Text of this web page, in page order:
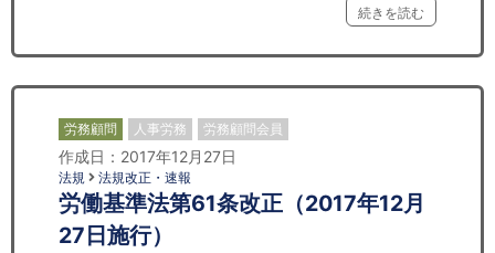
続きを読む
労務顧問 人事労務 労務顧問会員
作成日：2017年12月27日
法規 法規改正・速報
労働基準法第61条改正（2017年12月
27日施行）